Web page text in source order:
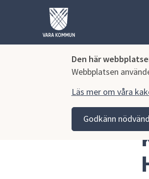
Den här
Webbplatsen
Läs mer om våra
Godkänn
Vara kommun Bygga, miljö